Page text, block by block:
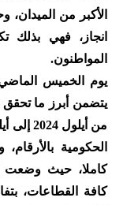
الأكبر من
انجاز، فهي بذلك
المواطنون.
يوم الخميس
يتضمن أبرز ما
الحكومية
كاملا، حيث وضعت
كافة القطاعات،